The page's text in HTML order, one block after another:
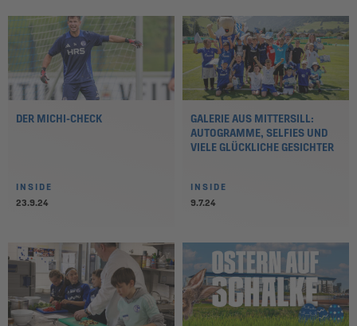
DER MICHI-CHECK
INSIDE
23.9.24
GALERIE AUS MITTERSILL:
AUTOGRAMME, SELFIES UND
VIELE GLÜCKLICHE GESICHTER
INSIDE
9.7.24